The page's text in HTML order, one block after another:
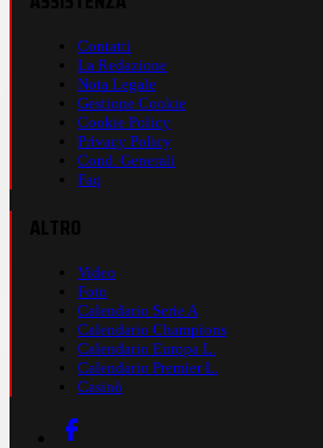
Contatti
La Redazione
Nota Legale
Gestione Cookie
Cookie Policy
Privacy Policy
Cond. Generali
Faq
Video
Foto
Calendario Serie A
Calendario Champions
Calendario Europa L.
Calendario Premier L.
Casinò